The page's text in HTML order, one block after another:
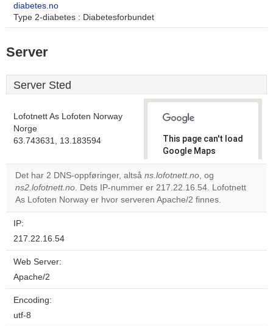
diabetes.no
Type 2-diabetes : Diabetesforbundet
Server
Server Sted
Lofotnett As Lofoten Norway
Norge
63.743631, 13.183594
This page can't load
Google Maps
correctly.
Do you
own this
Det har 2 DNS-oppføringer, altså ns.lofotnett.no, og
ns2.lofotnett.no. Dets IP-nummer er 217.22.16.54. Lofotnett
As Lofoten Norway er hvor serveren Apache/2 finnes.
IP:
217.22.16.54
Web Server:
Apache/2
Encoding:
utf-8